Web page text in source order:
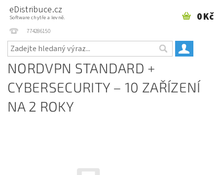
eDistribuce.cz
Software chytře a levně.
774286150
0 Kč
NORDVPN STANDARD +
CYBERSECURITY – 10 ZAŘÍZENÍ
NA 2 ROKY